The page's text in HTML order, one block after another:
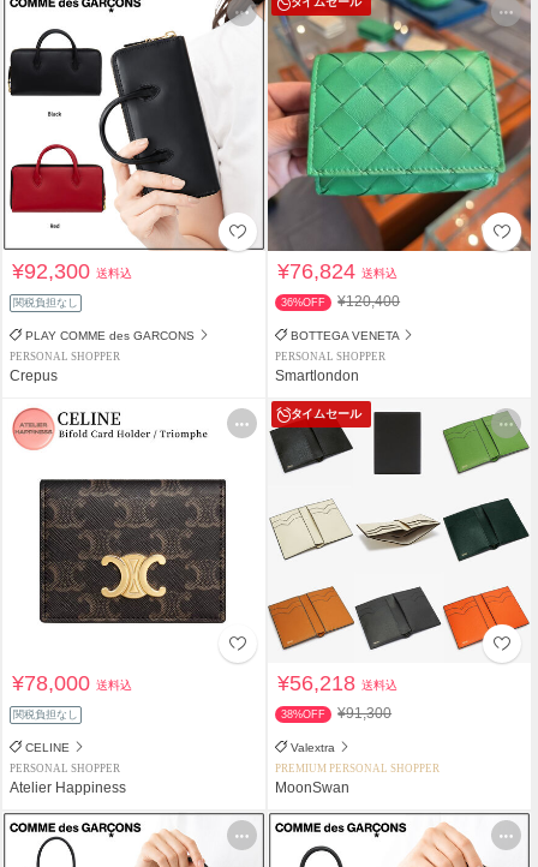
¥92,300送料込
関税負担なし
PLAY COMME des GARCONS
PERSONAL SHOPPER
Crepus
¥76,824送料込
36%OFF ¥120,400
BOTTEGA VENETA
PERSONAL SHOPPER
Smartlondon
¥78,000送料込
関税負担なし
CELINE
PERSONAL SHOPPER
Atelier Happiness
タイムセール
¥56,218送料込
38%OFF ¥91,300
Valextra
PREMIUM PERSONAL SHOPPER
MoonSwan